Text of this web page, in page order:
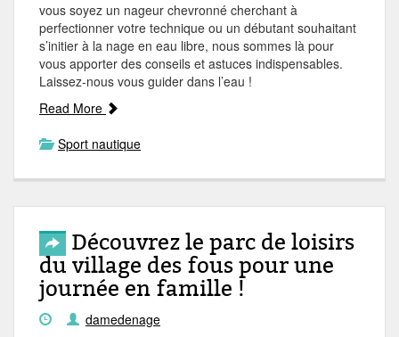
vous soyez un nageur chevronné cherchant à
perfectionner votre technique ou un débutant souhaitant
s’initier à la nage en eau libre, nous sommes là pour
vous apporter des conseils et astuces indispensables.
Laissez-nous vous guider dans l’eau !
Read More
Sport nautique
Découvrez le parc de loisirs
du village des fous pour une
journée en famille !
damedenage